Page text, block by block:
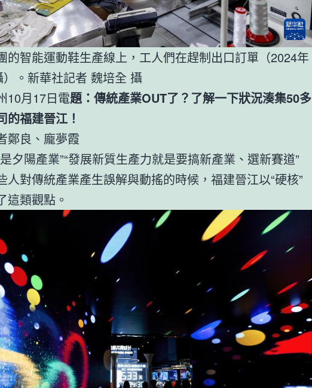
的智能運動鞋生產線上，工人們在趕制出口訂單（2024年
。新華社記者 魏培全 攝
10月17日電題：傳統產業OUT了？了解一下狀況湊集50多
的福建晉江！
鄭良、龐夢霞
夕陽產業”“發展新質生產力就是要搞新產業、選新賽道”
對傳統產業產生誤解與動搖的時候，福建晉江以“硬核”
這類觀點。